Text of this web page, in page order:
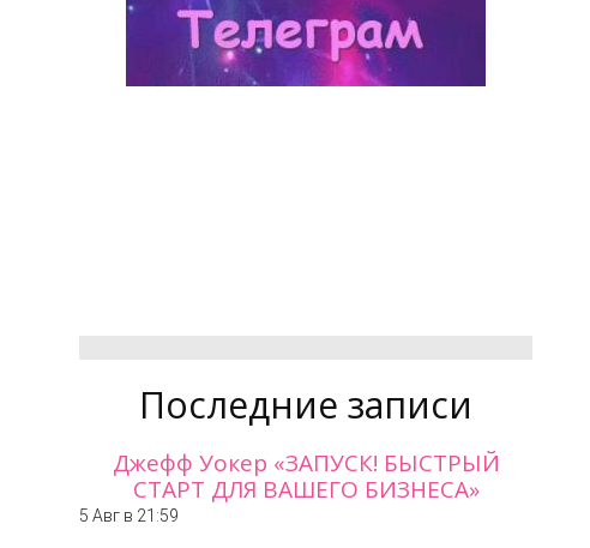
Последние записи
Джефф Уокер «ЗАПУСК! БЫСТРЫЙ
СТАРТ ДЛЯ ВАШЕГО БИЗНЕСА»
5 Авг в 21:59